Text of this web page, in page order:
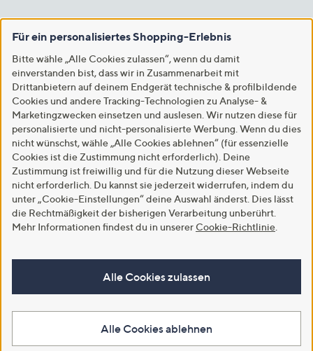
Für ein personalisiertes Shopping-Erlebnis
Bitte wähle „Alle Cookies zulassen“, wenn du damit
einverstanden bist, dass wir in Zusammenarbeit mit
Drittanbietern auf deinem Endgerät technische & profilbildende
Cookies und andere Tracking-Technologien zu Analyse- &
Marketingzwecken einsetzen und auslesen. Wir nutzen diese für
personalisierte und nicht-personalisierte Werbung. Wenn du dies
nicht wünschst, wähle „Alle Cookies ablehnen“ (für essenzielle
Cookies ist die Zustimmung nicht erforderlich). Deine
Zustimmung ist freiwillig und für die Nutzung dieser Webseite
nicht erforderlich. Du kannst sie jederzeit widerrufen, indem du
unter „Cookie-Einstellungen“ deine Auswahl änderst. Dies lässt
die Rechtmäßigkeit der bisherigen Verarbeitung unberührt.
Mehr Informationen findest du in unserer Cookie-Richtlinie
Alle Cookies zulassen
Alle Cookies ablehnen